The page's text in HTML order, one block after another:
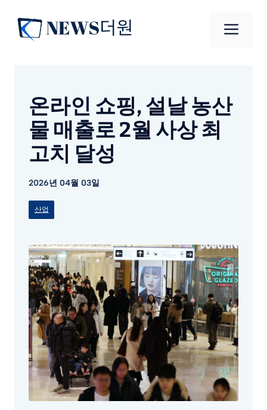
메
온라인 쇼핑, 설날 농산
물 매출로 2월 사상 최
고치 달성
2026년 04월 03일
산업